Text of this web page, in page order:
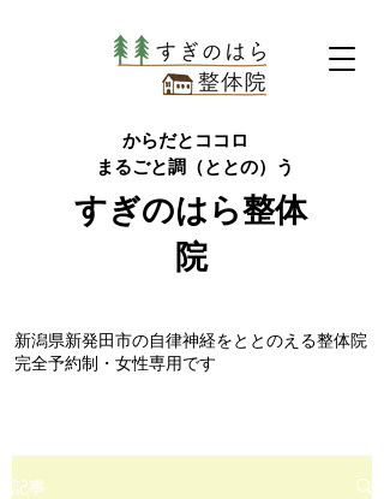
からだとココロ
まるごと調（ととの）う
すぎのはら整体
院
​新潟県新発田市の自律神経をととのえる整体院
完全予約制・女性専用です
記事